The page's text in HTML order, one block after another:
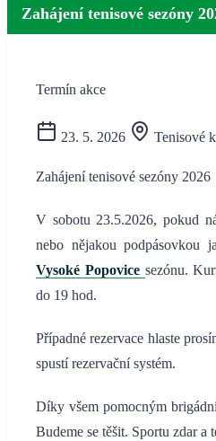
Zahájení tenisové sezóny
Termín akce
23. 5. 2026 Tenisové
Zahájení tenisové sezóny 2026
V sobotu 23.5.2026, pokud
nebo nějakou
Vysoké Popovice sezónu.
do 19 hod.
Případné rezervace hlaste
spustí rezervační systém.
Díky všem pomocným
Budeme se těšit. Sportu zdar a